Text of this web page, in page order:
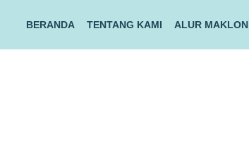
BERANDA TENTANG KAMI ALUR MAKLON